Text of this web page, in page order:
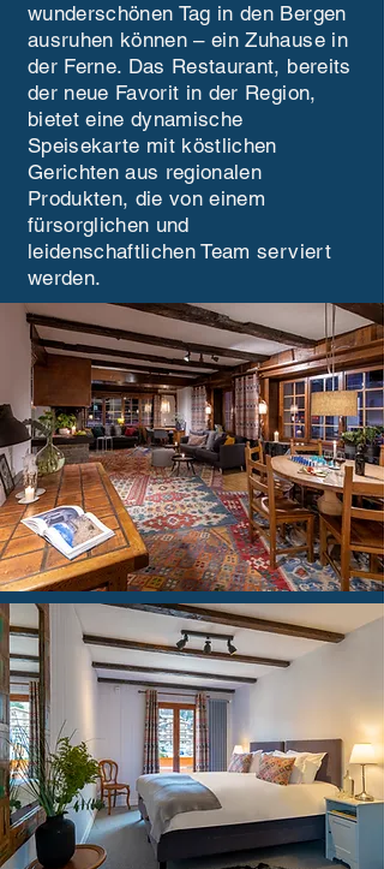
wunderschönen Tag in den Bergen
ausruhen können – ein Zuhause in
der Ferne. Das Restaurant, bereits
der neue Favorit in der Region,
bietet eine dynamische
Speisekarte mit köstlichen
Gerichten aus regionalen
Produkten, die von einem
fürsorglichen und
leidenschaftlichen Team serviert
werden.